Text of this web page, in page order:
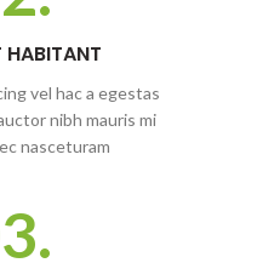
HABITANT
vel hac a egestas
nibh mauris mi
nasceturam